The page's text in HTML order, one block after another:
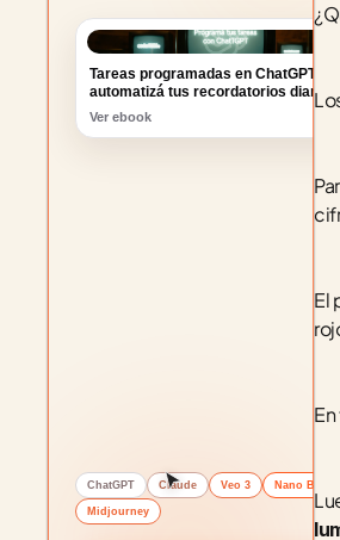
Tareas programadas en ChatGPT:
automatizá tus recordatorios diarios
Ver ebook
ChatGPT Claude Veo 3 Nano Banana
Midjourney
El